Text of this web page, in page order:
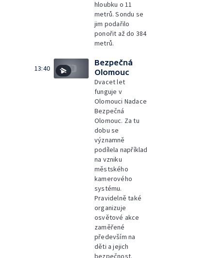
hloubku o 11
metrů. Sondu se
jim podařilo
ponořit až do 384
metrů.
13:40
Bezpečná
Olomouc
Dvacet let
funguje v
Olomouci Nadace
Bezpečná
Olomouc. Za tu
dobu se
významně
podílela například
na vzniku
městského
kamerového
systému.
Pravidelně také
organizuje
osvětové akce
zaměřené
především na
děti a jejich
bezpečnost.